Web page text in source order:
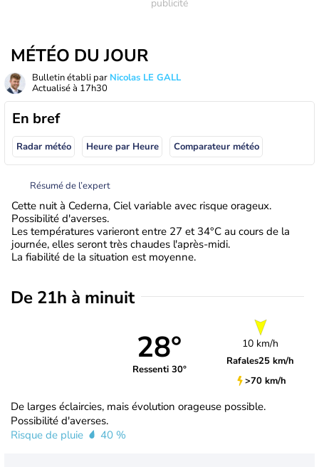
MÉTÉO DU JOUR
Bulletin établi par Nicolas LE GALL
Actualisé à 17h30
En bref
Radar météo Heure par Heure Comparateur météo
Résumé de l’expert
Cette nuit à Cederna, Ciel variable avec risque orageux.
Possibilité d'averses.
Les températures varieront entre 27 et 34°C au cours de la
journée, elles seront très chaudes l'après-midi.
La fiabilité de la situation est moyenne.
De 21h à minuit
28°
Ressenti 30°
10 km/h
Rafales25 km/h
>70 km/h
De larges éclaircies, mais évolution orageuse possible.
Possibilité d'averses.
Risque de pluie
40 %